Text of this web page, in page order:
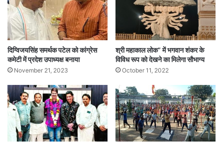
दिग्विजयसिंह समर्थक पटेल को कांग्रेस
कमेटी में प्रदेश उपाध्यक्ष बनाया
November 21, 2023
श्री महाकाल लोक” में भगवान शंकर के
विविध रूप को देखने का मिलेगा सौभाग्य
October 11, 2022